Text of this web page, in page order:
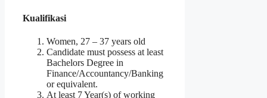
Kualifikasi
Women, 27 – 37 years old
Candidate must possess at least
Bachelors Degree in
Finance/Accountancy/Banking
or equivalent.
At least 7 Year(s) of working